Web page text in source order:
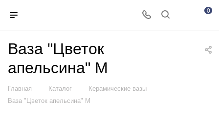
0
Ваза "Цветок
апельсина" M
Главная — Каталог — Керамические вазы —
Ваза "Цветок апельсина" M